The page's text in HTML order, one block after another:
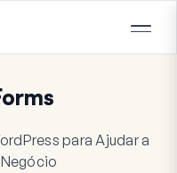
para Ajudar a